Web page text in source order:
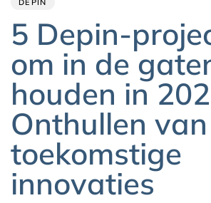
DEPIN
5 Depin-
om in de
houden in
Onthullen van
toekomstige
innovaties